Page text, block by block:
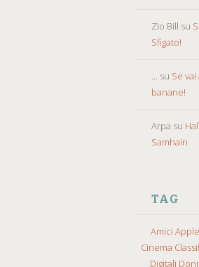
ZIo Bill su
Sfigato!
... su Se
banane!
Arpa su
Samhain
TAG
Amici Apple
Cinema
Digitali